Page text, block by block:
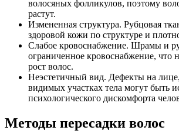
волосяных фолликулов, поэтому
растут.
Измененная структура. Рубцовая
здоровой кожи по структуре и
Слабое кровоснабжение. Шрамы и
ограниченное кровоснабжение, что
рост волос.
Неэстетичный вид. Дефекты на
видимых участках тела могут быть
психологического дискомфорта
Методы пересадки волос